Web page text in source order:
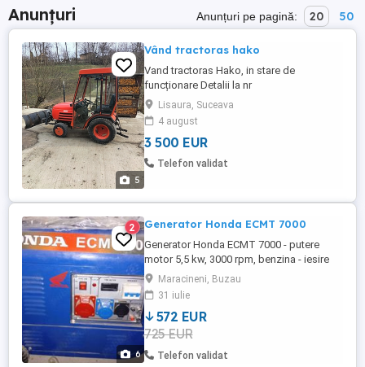
Anunțuri Anunțuri pe pagină: 20 50
5
Vând tractoras hako
Vand tractoras Hako, in stare de
funcționare Detalii la nr
Lisaura, Suceava
4 august
3 500 EUR
Telefon validat
6
2 Generator Honda ECMT 7000
Generator Honda ECMT 7000 - putere
motor 5,5 kw, 3000 rpm, benzina - iesire
230-380V - trifazic MOTOR: HONDA
Model: GX 390 (1 piston) Tip: 4 timpi,
OHV, racit cu aer Capacitate cilindrica: 389
cmc Alezaj x Cursa: 88 x 64 mm Putere
maxima neta: 8.2 kW 11 CP 3.600 rpm
Moment maxim: 25.1 ...
Maracineni, Buzau
31 iulie
572 EUR
725 EUR
Telefon validat